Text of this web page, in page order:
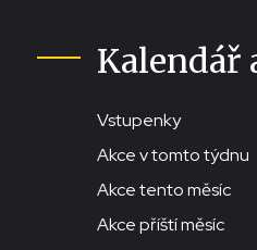
Kalendář
Vstupenky
Akce v tomto týdnu
Akce tento měsíc
Akce příští měsíc